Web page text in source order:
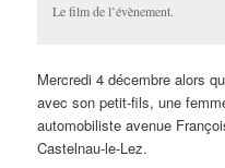
Le film de l’évènement.
Mercredi 4 décembre alors
avec son petit-fils, une
automobiliste avenue
Castelnau-le-Lez.